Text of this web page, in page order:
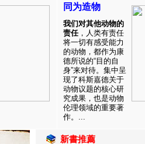
同为造物
我们对其他动物的
责任，人类有责任
将一切有感受能力
的动物，都作为康
德所说的“目的自
身”来对待。集中呈
现了科斯嘉德关于
动物议题的核心研
究成果，也是动物
伦理领域的重要著
作。...
新書推薦